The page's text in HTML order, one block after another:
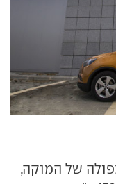
של המוקה,